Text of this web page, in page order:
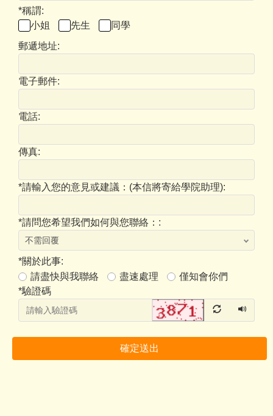
*稱謂:
小姐
先生
同學
郵遞地址:
電子郵件:
電話:
傳真:
*請輸入您的意見或建議：(本信將寄給學院助理):
*請問您希望我們如何與您聯絡：:
*關於此事:
請盡快與我聯絡
盡速處理
僅知會你們
*驗證碼
確定送出